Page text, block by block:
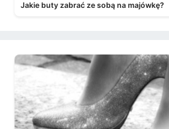
Jakie buty zabrać ze sobą na majówkę?